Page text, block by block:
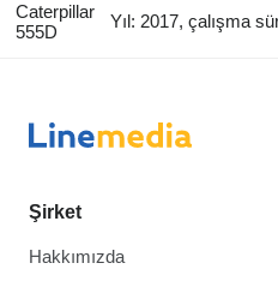
Caterpillar
555D
Yıl: 2017, çalışma
Şirket
Hakkımızda